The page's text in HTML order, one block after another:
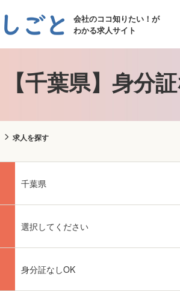
会社のココ知りたい！が
わかる求人サイト
【千葉県】身分
求人を探す
千葉県
選択してください
身分証なしOK